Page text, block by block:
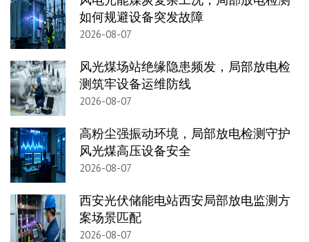
如何规避设备突发故障
2026-08-07
风光煤场站绝缘隐患频发，局部放电检
测筑牢设备运维防线
2026-08-07
高粉尘强振动环境，局部放电检测守护
风光煤高压设备安全
2026-08-07
西安光伏储能电站西安局部放电监测方
案场景匹配
2026-08-07